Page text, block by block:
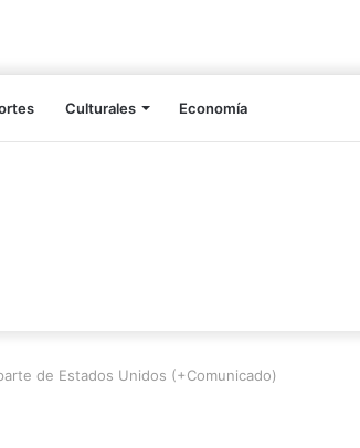
Culturales Economía
de Estados Unidos (+Comunicado)